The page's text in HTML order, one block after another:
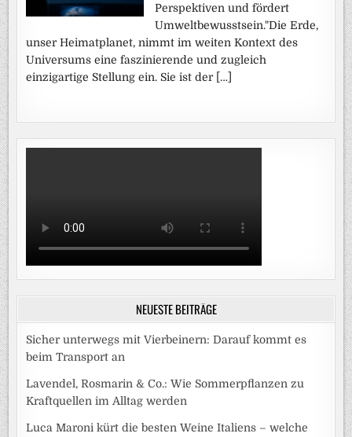
Perspektiven und fördert
Umweltbewusstsein."Die Erde,
unser Heimatplanet, nimmt im weiten Kontext des
Universums eine faszinierende und zugleich
einzigartige Stellung ein. Sie ist der […]
NEUESTE BEITRÄGE
Sicher unterwegs mit Vierbeinern: Darauf kommt es
beim Transport an
Lavendel, Rosmarin & Co.: Wie Sommerpflanzen zu
Kraftquellen im Alltag werden
Luca Maroni kürt die besten Weine Italiens – welche